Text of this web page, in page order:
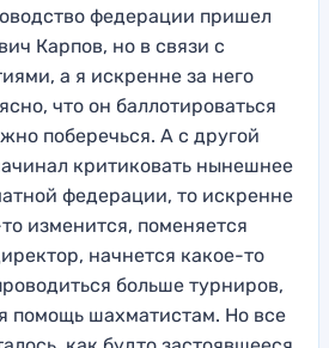
федерации пришел
Карпов, но в связи с
а я искренне за него
что он баллотироваться
поберечься. А с другой
критиковать нынешнее
федерации, то искренне
изменится, поменяется
начнется какое-то
больше турниров,
помощь шахматистам. Но все